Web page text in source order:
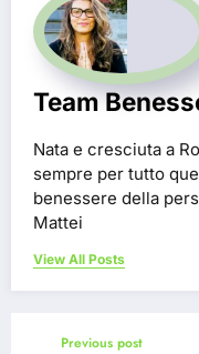
Team
Nata e cresciuta a
sempre per tutto
benessere della
Mattei
View All Posts
Previous post